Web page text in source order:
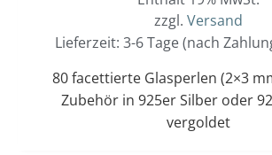
zzgl. Versand
Lieferzeit: 3-6 Tage (nach
80 facettierte Glasperlen (2×3
Zubehör in 925er Silber oder
vergoldet